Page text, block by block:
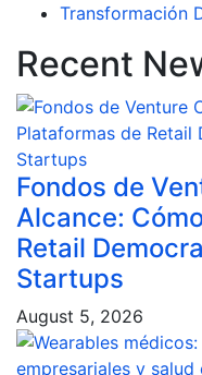
Transformación
Recent
Fondos de
Alcance:
Retail
Startups
August 5, 2026